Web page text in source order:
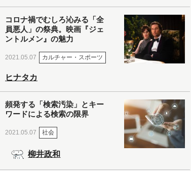
コロナ禍でむしろ沁みる「全
員悪人」の祭典。映画『ジェ
ントルメン』の魅力
2021.05.07 カルチャー・スポーツ
ヒナタカ
頻発する「検索汚染」とキー
ワードによる検索の限界
2021.05.07 社会
柳井政和